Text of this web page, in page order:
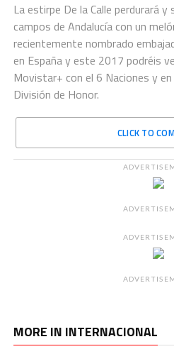
La estirpe De la Calle perdurará
campos de Andalucía con un
recientemente nombrado
en España y este 2017 podréis
Movistar+ con el 6 Naciones y
División de Honor.
CLICK TO
MORE IN INTERNACIONAL